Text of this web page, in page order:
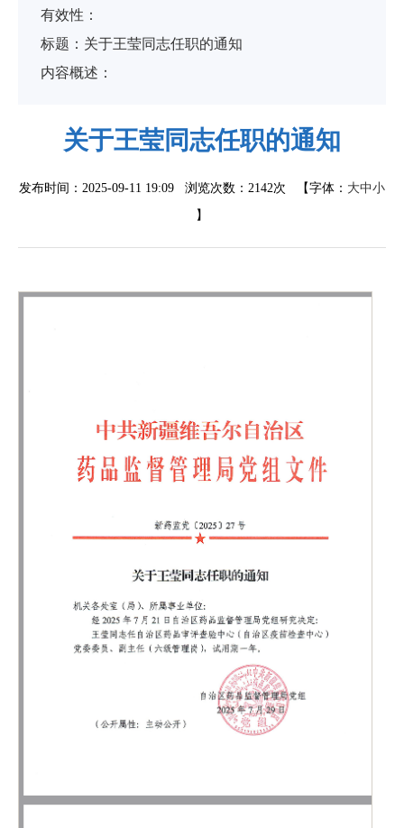
有效性：
标题： 关于王莹同志任职的通知
内容概述：
关于王莹同志任职的通知
发布时间：2025-09-11 19:09 浏览次数： 2142次 【字体： 大中小
】